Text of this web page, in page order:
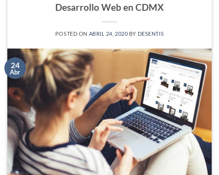
Desarrollo Web en CDMX
POSTED ON ABRIL 24, 2020 BY DESENTIS
24
Abr